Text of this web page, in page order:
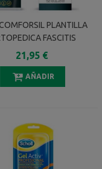
PLANTILLA
FASCITIS
TALLA S 35-38 1
PAR
21,95 €
AÑADIR